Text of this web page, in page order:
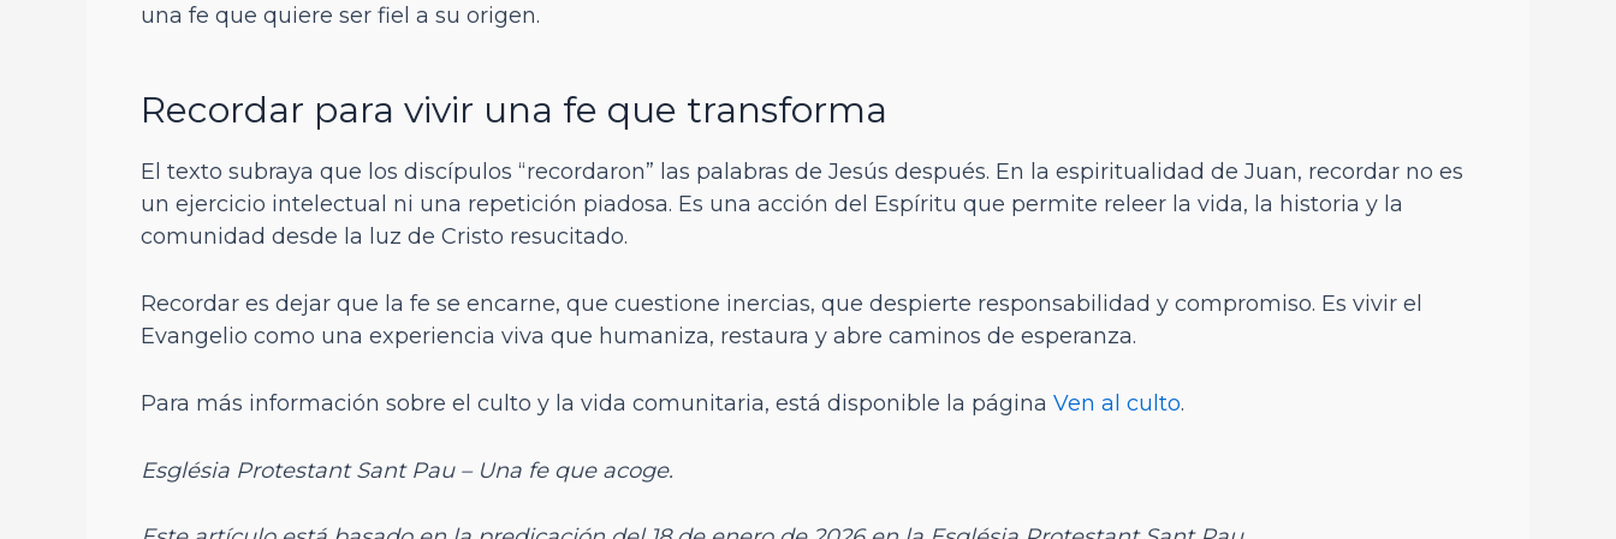
una fe que quiere ser fiel a su origen.
Recordar para vivir una fe que transforma
El texto subraya que los discípulos “recordaron” las palabras de Jesús después. En la espiritualidad de Juan, recordar no es
un ejercicio intelectual ni una repetición piadosa. Es una acción del Espíritu que permite releer la vida, la historia y la
comunidad desde la luz de Cristo resucitado.
Recordar es dejar que la fe se encarne, que cuestione inercias, que despierte responsabilidad y compromiso. Es vivir el
Evangelio como una experiencia viva que humaniza, restaura y abre caminos de esperanza.
Para más información sobre el culto y la vida comunitaria, está disponible la página Ven al culto.
Església Protestant Sant Pau – Una fe que acoge.